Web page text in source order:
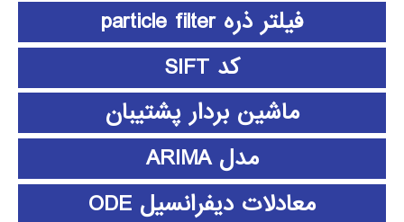
فیلتر ذره particle filter
کد SIFT
ماشین بردار پشتیبان
مدل ARIMA
معادلات دیفرانسیل ODE